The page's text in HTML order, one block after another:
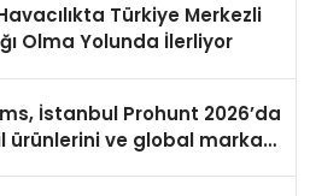
Türkiye Merkezli
Olma Yolunda İlerliyor
İstanbul Prohunt 2026’da
ürünlerini ve global marka